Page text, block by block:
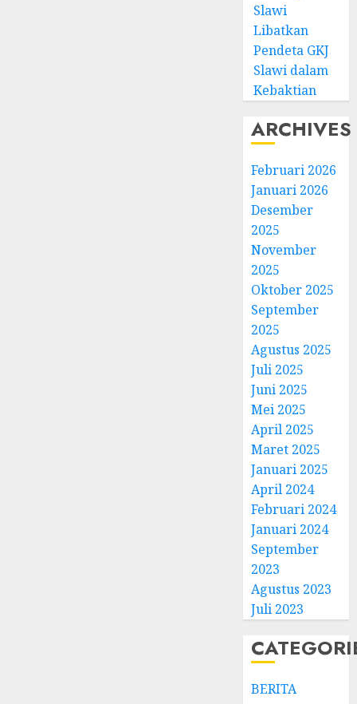
Slawi
Libatkan
Pendeta GKJ
Slawi dalam
Kebaktian
ARCHIVES
Februari 2026
Januari 2026
Desember
2025
November
2025
Oktober 2025
September
2025
Agustus 2025
Juli 2025
Juni 2025
Mei 2025
April 2025
Maret 2025
Januari 2025
April 2024
Februari 2024
Januari 2024
September
2023
Agustus 2023
Juli 2023
BERITA
3
Natal
BKSG
Tegal
di
11, 2026
4
Samuel
Adi
dan